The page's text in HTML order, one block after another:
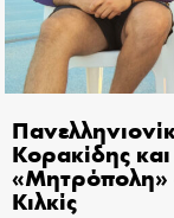
Κορακίδης
«Μητρόπολη»
Κιλκίς